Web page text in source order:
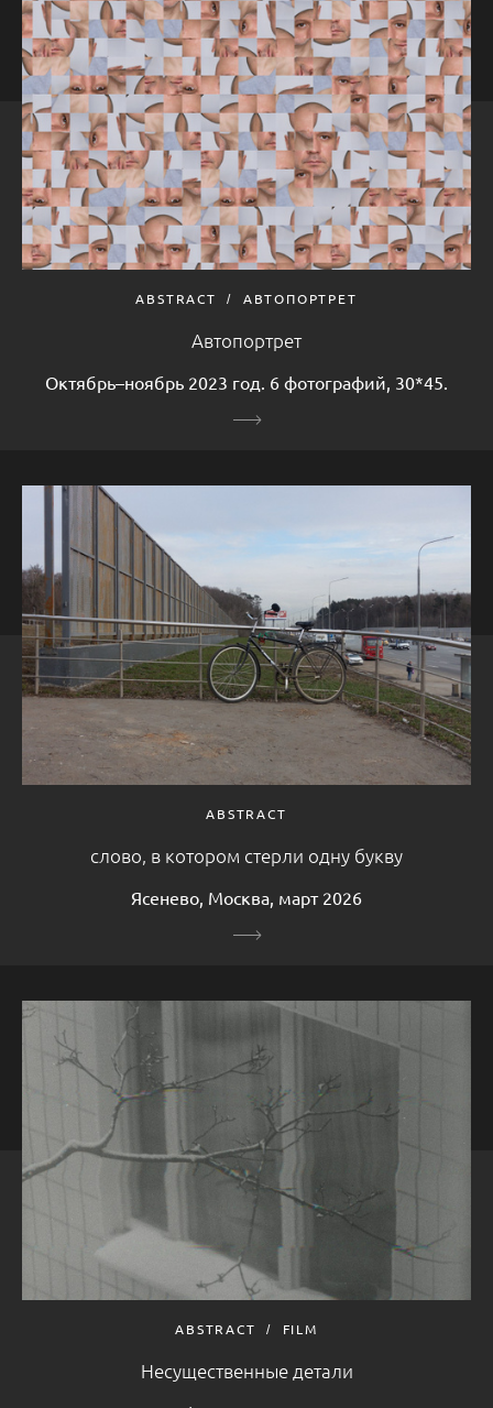
ABSTRACT АВТОПОРТРЕТ
Автопортрет
Октябрь–ноябрь 2023 год. 6 фотографий, 30*45.
ABSTRACT
слово, в котором стерли одну букву
Ясенево, Москва, март 2026
ABSTRACT FILM
Несущественные детали